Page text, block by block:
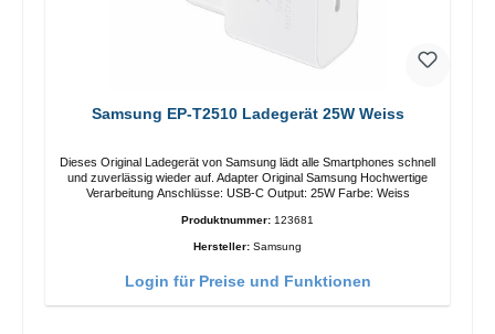
Samsung EP-T2510 Ladegerät 25W Weiss
Dieses Original Ladegerät von Samsung lädt alle Smartphones schnell
und zuverlässig wieder auf. Adapter Original Samsung Hochwertige
Verarbeitung Anschlüsse: USB-C Output: 25W Farbe: Weiss
Produktnummer: 123681
Hersteller: Samsung
Login für Preise und Funktionen